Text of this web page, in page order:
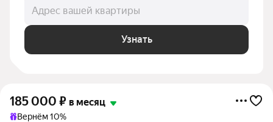
Адрес вашей квартиры
Узнать
185 000 ₽ в месяц
Вернём 10%